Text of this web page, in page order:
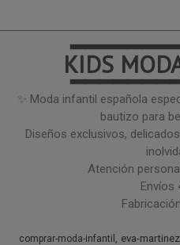
KIDS
✨ Moda infantil española
bautizo para
Diseños exclusivos,
Atención
Envíos
comprar-moda-infantil eva-